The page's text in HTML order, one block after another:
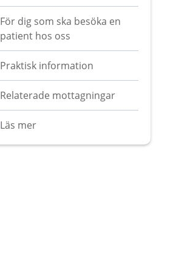
För dig som ska besöka en
patient hos oss
Praktisk information
Relaterade mottagningar
Läs mer